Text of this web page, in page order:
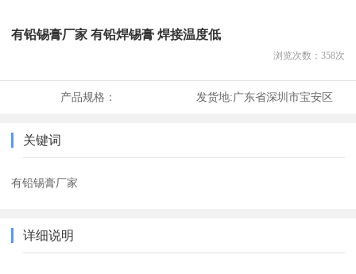
有铅锡膏厂家 有铅焊锡膏 焊接温度低
浏览次数： 358次
产品规格： 发货地:广东省深圳市宝安区
关键词
有铅锡膏厂家
详细说明